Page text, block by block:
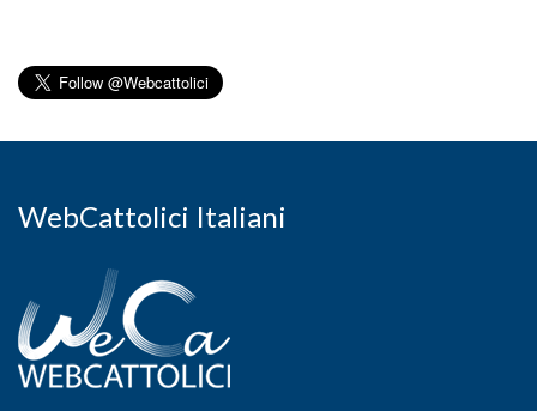
WebCattolici Italiani